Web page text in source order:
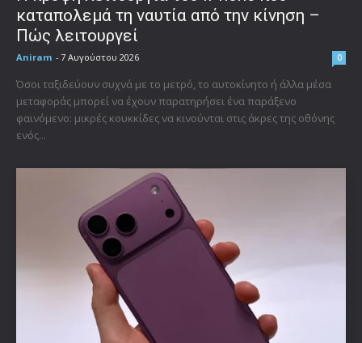
καταπολεμά τη ναυτία από την κίνηση –
Πώς λειτουργεί
Aniram - 7 Αυγούστου 2026 0
Όσοι ταξιδεύουν συχνά με το μετρό, το αυτοκίνητο ή άλλα μέσα
μεταφοράς μπορεί να έχουν παρατηρήσει ένα παράξενο
φαινόμενο: μικρές κουκκίδες να κινούνται στις άκρες της οθόνης
ενός...